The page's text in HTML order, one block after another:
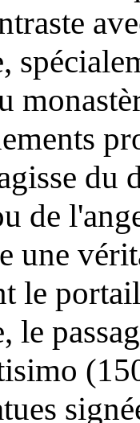
du
de
une
le
le